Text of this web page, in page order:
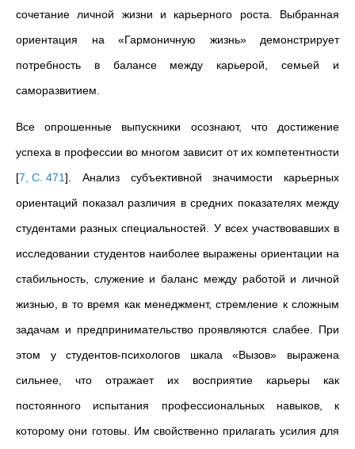
сочетание личной жизни и карьерного роста. Выбранная
ориентация на «Гармоничную жизнь» демонстрирует
потребность в балансе между карьерой, семьей и
саморазвитием.
Все опрошенные выпускники осознают, что достижение
успеха в профессии во многом зависит от их компетентности
[7, С. 471]. Анализ субъективной значимости карьерных
ориентаций показал различия в средних показателях между
студентами разных специальностей. У всех участвовавших в
исследовании студентов наиболее выражены ориентации на
стабильность, служение и баланс между работой и личной
жизнью, в то время как менеджмент, стремление к сложным
задачам и предпринимательство проявляются слабее. При
этом у студентов-психологов шкала «Вызов» выражена
сильнее, что отражает их восприятие карьеры как
постоянного испытания профессиональных навыков, к
которому они готовы. Им свойственно прилагать усилия для